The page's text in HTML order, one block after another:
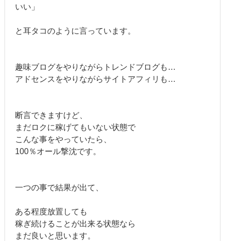
いい」
と耳タコのように言っています。
趣味ブログをやりながらトレンドブログも…
アドセンスをやりながらサイトアフィリも…
断言できますけど、
まだロクに稼げてもいない状態で
こんな事をやっていたら、
100％オール撃沈です。
一つの事で結果が出て、
ある程度放置しても
稼ぎ続けることが出来る状態なら
まだ良いと思います。